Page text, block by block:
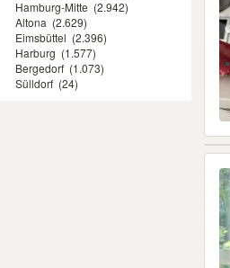
Hamburg-Mitte (2.942)
Altona (2.629)
Eimsbüttel (2.396)
Harburg (1.577)
Bergedorf (1.073)
Sülldorf (24)